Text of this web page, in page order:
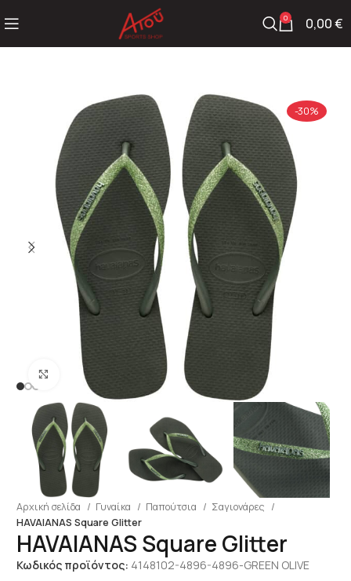
0 0,00€
Click to enlarge
-30%
Αρχική σελίδα Γυναίκα Παπούτσια
Σαγιονάρες
HAVAIANAS Square Glitter
HAVAIANAS Square Glitter
Κωδικός προϊόντος: 4148102-4896-4896-GREEN OLIVE